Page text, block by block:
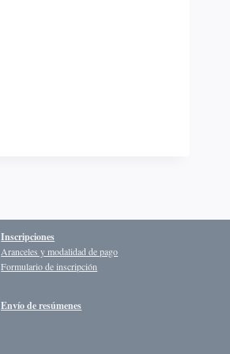
Inscripciones
Aranceles y modalidad de pago
Formulario de inscripción
Envío de resúmenes